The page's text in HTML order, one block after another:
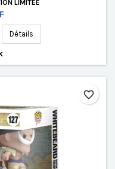
LIMITÉE
Détails
favorite_border